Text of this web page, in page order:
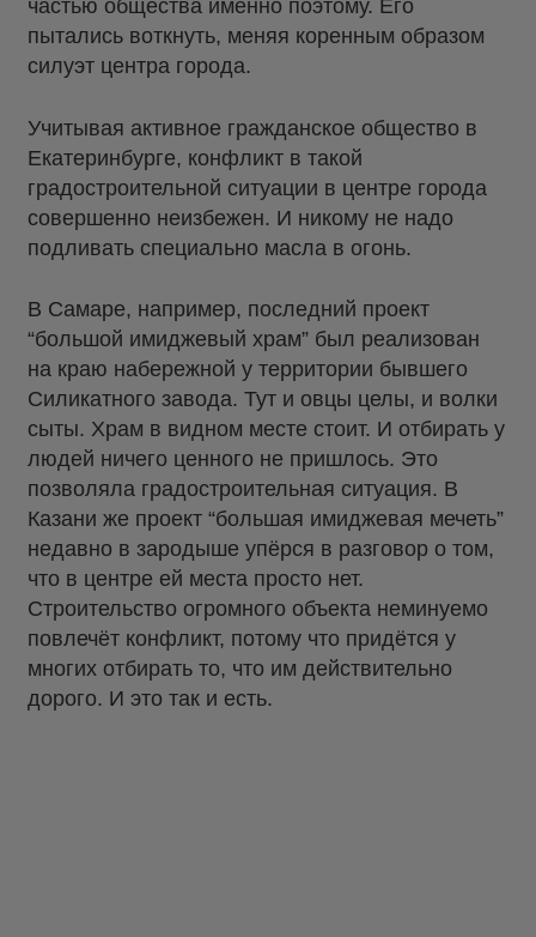
частью общества именно поэтому. Его
пытались воткнуть, меняя коренным образом
силуэт центра города.
Учитывая активное гражданское общество в
Екатеринбурге, конфликт в такой
градостроительной ситуации в центре города
совершенно неизбежен. И никому не надо
подливать специально масла в огонь.
В Самаре, например, последний проект
“большой имиджевый храм” был реализован
на краю набережной у территории бывшего
Силикатного завода. Тут и овцы целы, и волки
сыты. Храм в видном месте стоит. И отбирать у
людей ничего ценного не пришлось. Это
позволяла градостроительная ситуация. В
Казани же проект “большая имиджевая мечеть”
недавно в зародыше упёрся в разговор о том,
что в центре ей места просто нет.
Строительство огромного объекта неминуемо
повлечёт конфликт, потому что придётся у
многих отбирать то, что им действительно
дорого. И это так и есть.